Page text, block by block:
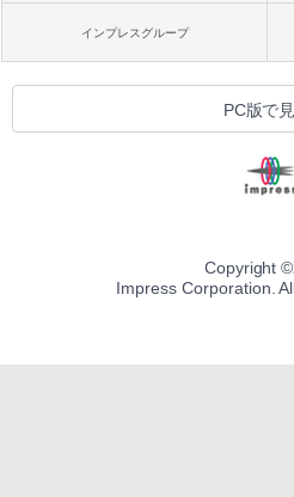
インプレスグループ
PC版で
Copyright ©
Impress Corporation.